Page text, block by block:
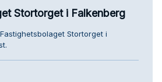
Stortorget i Falkenberg
Stortorget i